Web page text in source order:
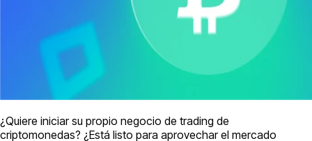
¿Quiere iniciar su propio negocio de trading de
criptomonedas? ¿Está listo para aprovechar el mercado